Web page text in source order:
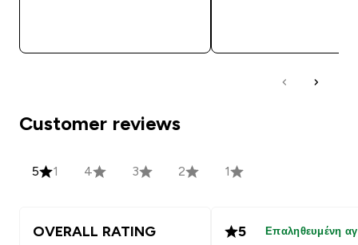
Customer reviews
5 1 4 3 2 1
OVERALL RATING 5 Επαληθευμένη